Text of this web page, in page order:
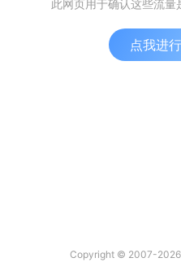
此网页用于确认这些流
点我进
Copyright © 2007-2026